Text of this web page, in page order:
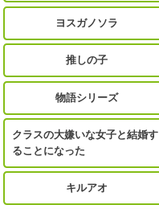
ヨスガノソラ
推しの子
物語シリーズ
クラスの大嫌いな女子と結婚す
ることになった
キルアオ